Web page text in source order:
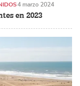
en 2023
4 marzo 2024